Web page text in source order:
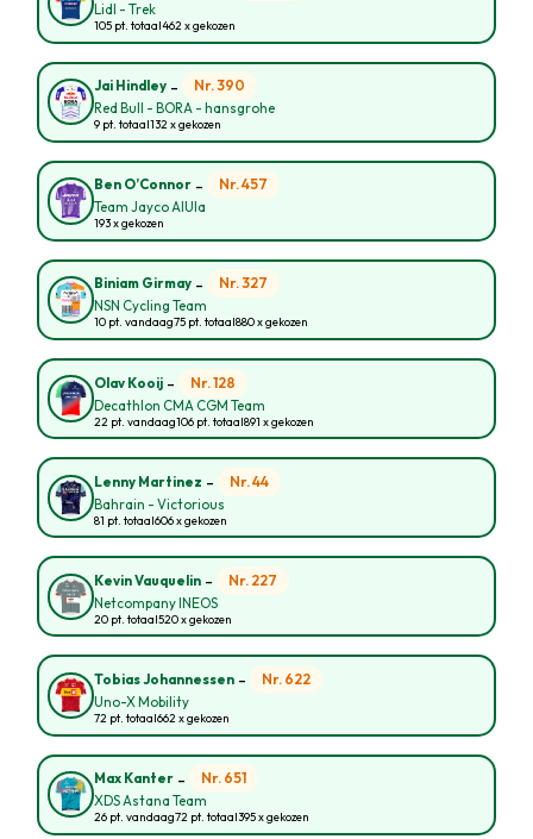
Lidl - Trek
105 pt. totaal462 x gekozen
Jai Hindley - Nr. 390
Red Bull - BORA - hansgrohe
9 pt. totaal132 x gekozen
Ben O’Connor - Nr. 457
Team Jayco AlUla
193 x gekozen
Biniam Girmay - Nr. 327
NSN Cycling Team
10 pt. vandaag75 pt. totaal880 x gekozen
Olav Kooij - Nr. 128
Decathlon CMA CGM Team
22 pt. vandaag106 pt. totaal891 x gekozen
Lenny Martinez - Nr. 44
Bahrain - Victorious
81 pt. totaal606 x gekozen
Kevin Vauquelin - Nr. 227
Netcompany INEOS
20 pt. totaal520 x gekozen
Tobias Johannessen - Nr. 622
Uno-X Mobility
72 pt. totaal662 x gekozen
Max Kanter - Nr. 651
XDS Astana Team
26 pt. vandaag72 pt. totaal395 x gekozen